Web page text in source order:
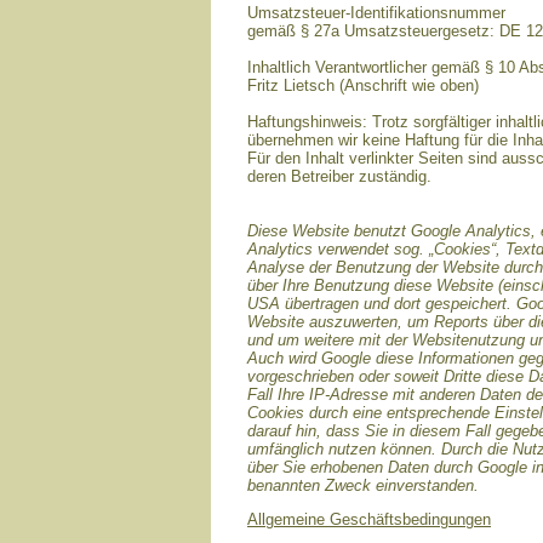
Umsatzsteuer-Identifikationsnummer
gemäß § 27a Umsatzsteuergesetz: DE
Inhaltlich Verantwortlicher gemäß § 10
Fritz Lietsch (Anschrift wie oben)
Haftungshinweis: Trotz sorgfältiger
übernehmen wir keine Haftung für die
Für den Inhalt verlinkter Seiten sind
deren Betreiber zuständig.
Diese Website benutzt Google Analytics,
Analytics verwendet sog. „Cookies“,
Analyse der Benutzung der Website
über Ihre Benutzung diese Website
USA übertragen und dort gespeichert.
Website auszuwerten, um Reports über
und um weitere mit der Websitenutzung
Auch wird Google diese Informationen
vorgeschrieben oder soweit Dritte diese
Fall Ihre IP-Adresse mit anderen Daten
Cookies durch eine entsprechende
darauf hin, dass Sie in diesem Fall
umfänglich nutzen können. Durch die
über Sie erhobenen Daten durch Google
benannten Zweck einverstanden.
Allgemeine Geschäftsbedingungen